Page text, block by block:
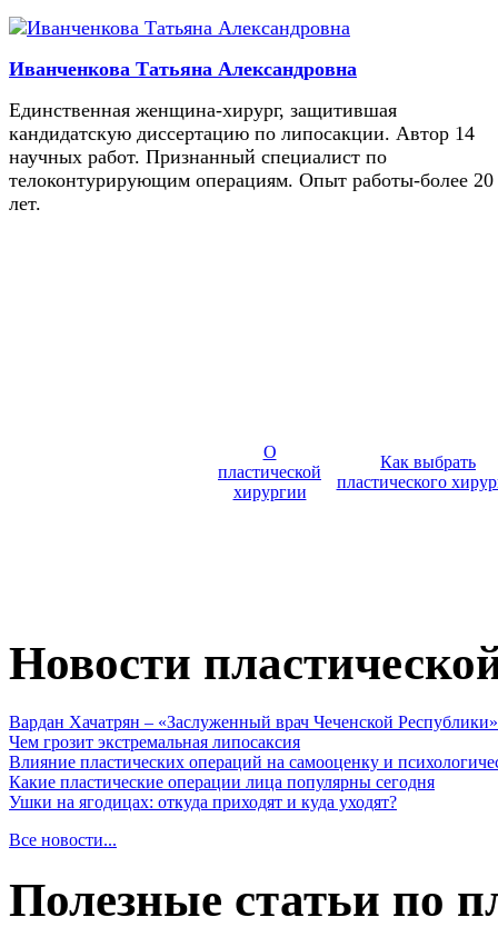
Иванченкова Татьяна Александровна
Единственная женщина-хирург, защитившая
кандидатскую диссертацию по липосакции. Автор 14
научных работ. Признанный специалист по
телоконтурирующим операциям. Опыт работы-более 20
лет.
О
пластической
хирургии
Как выбрать
пластического
Новости
Вардан Хачатрян – «Заслуженный врач Чеченской Республики»
Чем грозит экстремальная липосаксия
Влияние пластических операций на самооценку и
Какие пластические операции лица популярны сегодня
Ушки на ягодицах: откуда приходят и куда уходят?
Все новости...
Полезные статьи по